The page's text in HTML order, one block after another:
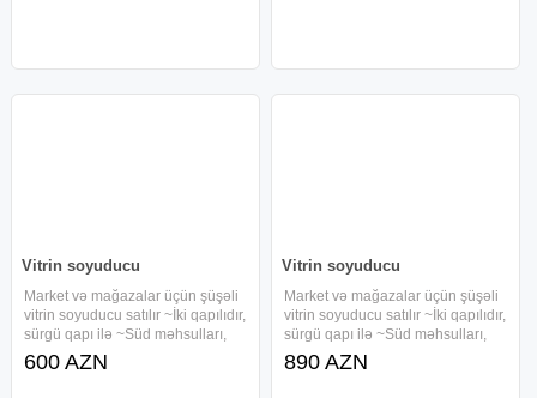
Vitrin soyuducu
Market və mağazalar üçün şüşəli
vitrin soyuducu satılır ~İki qapılıdır,
sürgü qapı ilə ~Süd məhsulları,
pendir, yağ, yoqurt və s. kolbasa
saxlaya bilərsiz ~Şüşəlidir
600 AZN
Vitrin soyuducu
Market və mağazalar üçün şüşəli
vitrin soyuducu satılır ~İki qapılıdır,
sürgü qapı ilə ~Süd məhsulları,
pendir, yağ, yoqurt və s. kolbasa
saxlaya bilərsiz ~Şüşəlidir
890 AZN